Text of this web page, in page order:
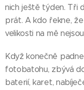
nich ještě týden. Tři
prát. A kdo řekne,
velikosti na mě
Když konečně
fotobatohu, zbývá
baterií, karet,